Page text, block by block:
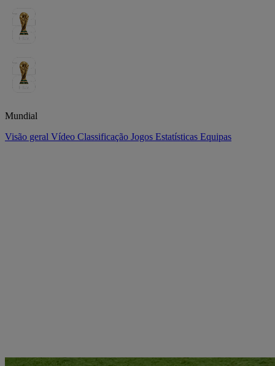
Mundial
Visão geral Vídeo Classificação Jogos Estatísticas Equipas